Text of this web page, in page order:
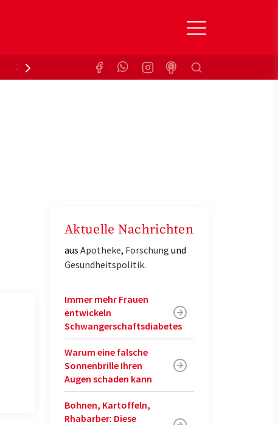
Zuzahlungsbefreiung KrankenkasseSuchen
Aktuelle Nachrichten
aus Apotheke, Forschung und
Gesundheitspolitik.
Immer mehr Frauen
entwickeln
Schwangerschaftsdiabetes
Warum eine falsche
Sonnenbrille Ihren
Augen schaden kann
Bohnen, Kartoffeln,
Rhabarber: Diese